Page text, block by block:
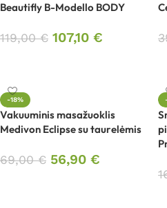
Beautifly B-Modello BODY
119,00€ 107,10 €
-18%
Vakuuminis masažuoklis
Medivon Eclipse su taurelėmis
69,00€ 56,90 €